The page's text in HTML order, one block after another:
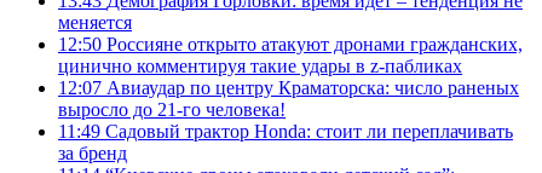
меняется
12:50 Россияне открыто атакуют дронами гражданских,
цинично комментируя такие удары в z-пабликах
12:07 Авиаудар по центру Краматорска: число раненых
выросло до 21-го человека!
11:49 Садовый трактор Honda: стоит ли переплачивать
за бренд